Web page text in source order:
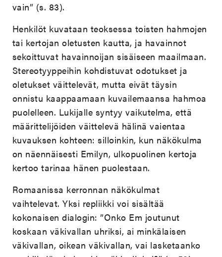
vain” (s. 83).
Henkilöt kuvataan teoksessa toisten hahmojen
tai kertojan oletusten kautta, ja havainnot
sekoittuvat havainnoijan sisäiseen maailmaan.
Stereotyyppeihin kohdistuvat odotukset ja
oletukset väittelevät, mutta eivät täysin
onnistu kaappaamaan kuvailemaansa hahmoa
puolelleen. Lukijalle syntyy vaikutelma, että
määrittelijöiden väittelevä hälinä vaientaa
kuvauksen kohteen: silloinkin, kun näkökulma
on näennäisesti Emilyn, ulkopuolinen kertoja
kertoo tarinaa hänen puolestaan.
Romaanissa kerronnan näkökulmat
vaihtelevat. Yksi repliikki voi sisältää
kokonaisen dialogin: ”Onko Em joutunut
koskaan väkivallan uhriksi, ai minkälaisen
väkivallan, oikean väkivallan, vai lasketaanko